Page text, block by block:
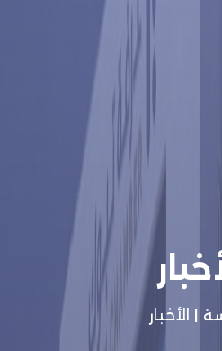
| الأخبار